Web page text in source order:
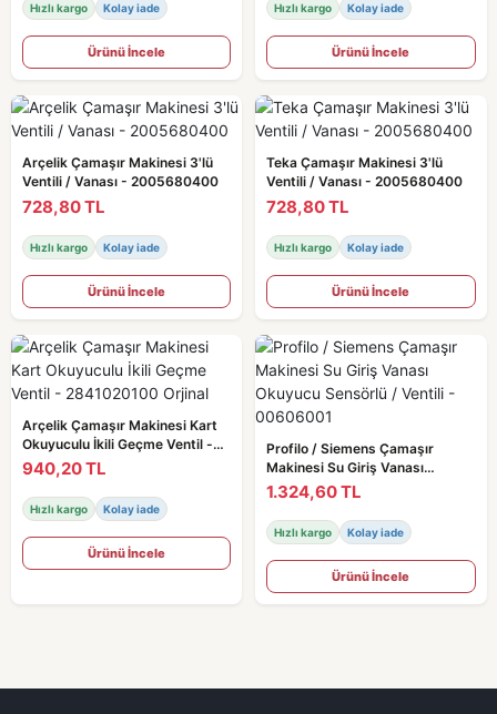
Hızlı kargo Kolay iade
Ürünü İncele
Hızlı kargo Kolay iade
Ürünü İncele
Arçelik Çamaşır Makinesi 3'lü
Ventili / Vanası - 2005680400
728,80 TL
Hızlı kargo Kolay iade
Ürünü İncele
Teka Çamaşır Makinesi 3'lü
Ventili / Vanası - 2005680400
728,80 TL
Hızlı kargo Kolay iade
Ürünü İncele
Arçelik Çamaşır Makinesi Kart
Okuyuculu İkili Geçme Ventil -
2841020100 Orjinal
940,20 TL
Hızlı kargo Kolay iade
Ürünü İncele
Profilo / Siemens Çamaşır
Makinesi Su Giriş Vanası
Okuyucu Sensörlü / Ventili -
00606001
1.324,60 TL
Hızlı kargo Kolay iade
Ürünü İncele